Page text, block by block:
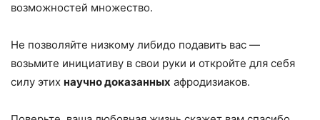
возможностей множество.
Не позволяйте низкому либидо подавить вас —
возьмите инициативу в свои руки и откройте для себя
силу этих научно доказанных афродизиаков.